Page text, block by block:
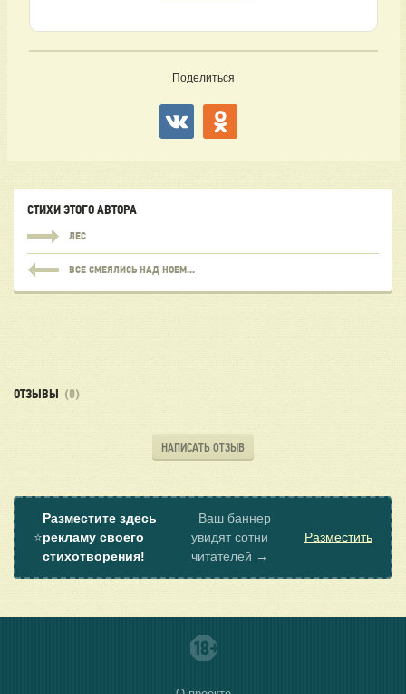
Поделиться
СТИХИ ЭТОГО АВТОРА
ЛЕС
ВСЕ СМЕЯЛИСЬ НАД НОЕМ...
ОТЗЫВЫ (0)
НАПИСАТЬ ОТЗЫВ
⭐
Разместите здесь
рекламу своего
стихотворения!
Ваш баннер
увидят сотни
читателей →
Разместить